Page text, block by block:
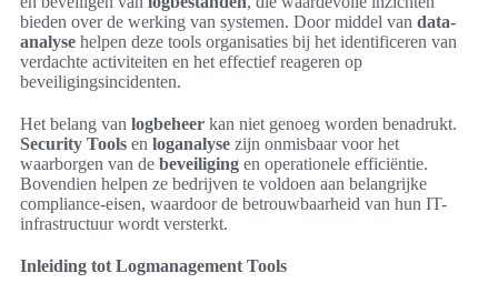
bieden over de werking van systemen. Door middel van data-
analyse helpen deze tools organisaties bij het identificeren van
verdachte activiteiten en het effectief reageren op
beveiligingsincidenten.
Het belang van logbeheer kan niet genoeg worden benadrukt.
Security Tools en loganalyse zijn onmisbaar voor het
waarborgen van de beveiliging en operationele efficiëntie.
Bovendien helpen ze bedrijven te voldoen aan belangrijke
compliance-eisen, waardoor de betrouwbaarheid van hun IT-
infrastructuur wordt versterkt.
Inleiding tot Logmanagement Tools